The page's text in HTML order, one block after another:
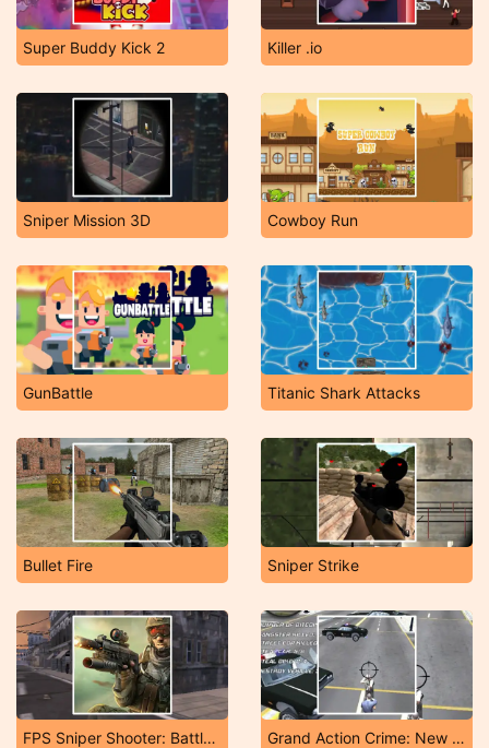
Super Buddy Kick 2 Killer .io
Sniper Mission 3D Cowboy Run
GunBattle Titanic Shark Attacks
Bullet Fire Sniper Strike
FPS Sniper Shooter: Battle Survival Grand Action Crime: New York Car Gang